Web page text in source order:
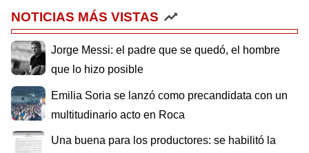
NOTICIAS MÁS VISTAS
Jorge Messi: el padre que se quedó, el hombre
que lo hizo posible
Emilia Soria se lanzó como precandidata con un
multitudinario acto en Roca
Una buena para los productores: se habilitó la